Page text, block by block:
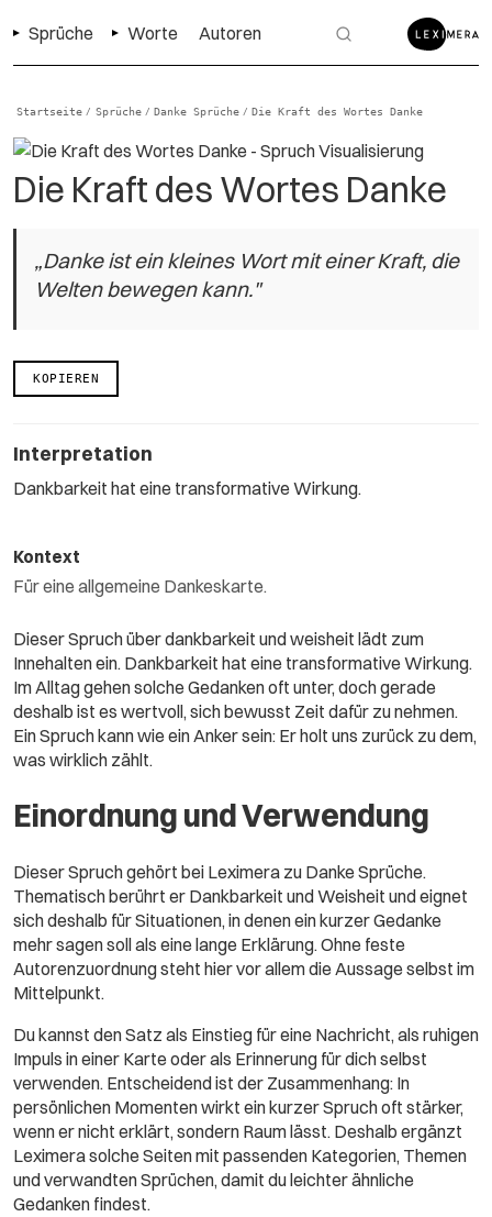
Sprüche Worte Autoren
Startseite / Sprüche / Danke Sprüche / Die Kraft des Wortes Danke
Die Kraft des Wortes Danke
„Danke ist ein kleines Wort mit einer Kraft, die
Welten bewegen kann."
KOPIEREN
Interpretation
Dankbarkeit hat eine transformative Wirkung.
Kontext
Für eine allgemeine Dankeskarte.
Dieser Spruch über dankbarkeit und weisheit lädt zum
Innehalten ein. Dankbarkeit hat eine transformative Wirkung.
Im Alltag gehen solche Gedanken oft unter, doch gerade
deshalb ist es wertvoll, sich bewusst Zeit dafür zu nehmen.
Ein Spruch kann wie ein Anker sein: Er holt uns zurück zu dem,
was wirklich zählt.
Einordnung und Verwendung
Dieser Spruch gehört bei Leximera zu Danke Sprüche.
Thematisch berührt er Dankbarkeit und Weisheit und eignet
sich deshalb für Situationen, in denen ein kurzer Gedanke
mehr sagen soll als eine lange Erklärung. Ohne feste
Autorenzuordnung steht hier vor allem die Aussage selbst im
Mittelpunkt.
Du kannst den Satz als Einstieg für eine Nachricht, als ruhigen
Impuls in einer Karte oder als Erinnerung für dich selbst
verwenden. Entscheidend ist der Zusammenhang: In
persönlichen Momenten wirkt ein kurzer Spruch oft stärker,
wenn er nicht erklärt, sondern Raum lässt. Deshalb ergänzt
Leximera solche Seiten mit passenden Kategorien, Themen
und verwandten Sprüchen, damit du leichter ähnliche
Gedanken findest.